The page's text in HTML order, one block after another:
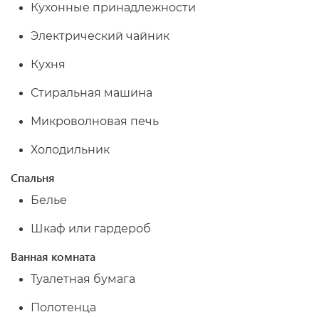
Кухонные принадлежности
Электрический чайник
Кухня
Стиральная машина
Микроволновая печь
Холодильник
Спальня
Белье
Шкаф или гардероб
Ванная комната
Туалетная бумага
Полотенца